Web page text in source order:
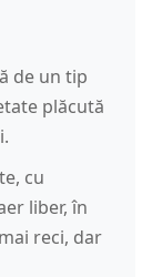
de un tip
plăcută
cu
liber, în
reci, dar